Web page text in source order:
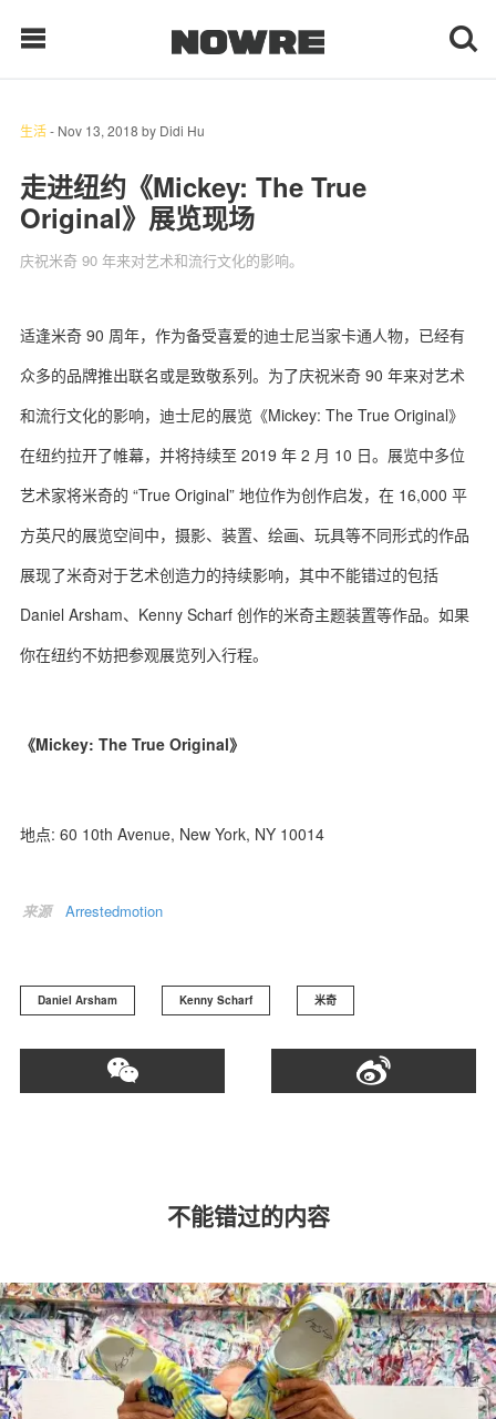
现客视点
时 尚
球 鞋
生 活
关于我们 联系我们
生活- Nov 13, 2018 by Didi Hu
走进纽约《Mickey: The True
Original》展览现场
庆祝米奇 90 年来对艺术和流行文化的影响。
适逢米奇 90 周年，作为备受喜爱的迪士尼当家卡通人物，已经有
众多的品牌推出联名或是致敬系列。为了庆祝米奇 90 年来对艺术
和流行文化的影响，迪士尼的展览《Mickey: The True Original》
在纽约拉开了帷幕，并将持续至 2019 年 2 月 10 日。展览中多位
艺术家将米奇的 “True Original” 地位作为创作启发，在 16,000 平
方英尺的展览空间中，摄影、装置、绘画、玩具等不同形式的作品
展现了米奇对于艺术创造力的持续影响，其中不能错过的包括
Daniel Arsham、Kenny Scharf 创作的米奇主题装置等作品。如果
你在纽约不妨把参观展览列入行程。
《Mickey: The True Original》
地点: 60 10th Avenue, New York, NY 10014
来源 Arrestedmotion
Daniel Arsham Kenny Scharf 米奇
不能错过的内容